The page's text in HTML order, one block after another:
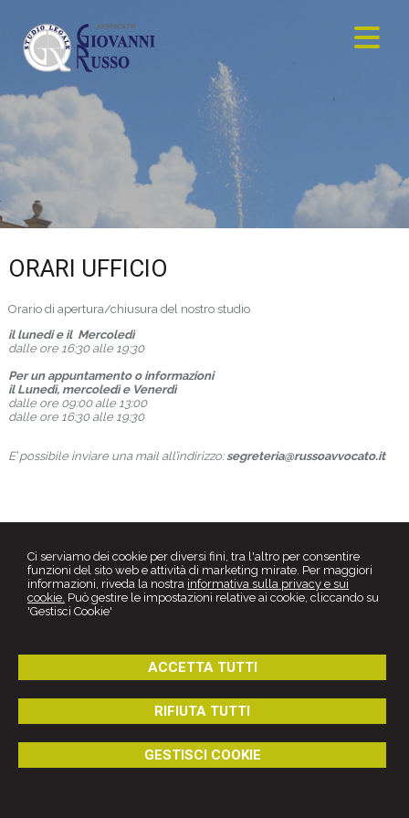
Ci serviamo dei cookie per diversi fini, tra l'altro per consentire
funzioni del sito web e attività di marketing mirate. Per maggiori
informazioni, riveda la nostra informativa sulla privacy e sui
cookie. Può gestire le impostazioni relative ai cookie, cliccando su
'Gestisci Cookie'
ACCETTA TUTTI
RIFIUTA TUTTI
GESTISCI COOKIE
ORARI UFFICIO
Orario di apertura/chiusura del nostro studio
il lunedi e il Mercoledì
dalle ore 16:30 alle 19:30
Per un appuntamento o informazioni
il Lunedì, mercoledì e Venerdì
dalle ore 09:00 alle 13:00
dalle ore 16:30 alle 19:30
E’ possibile inviare una mail all’indirizzo: segreteria@russoavvocato.it
Piazza Padre Pio, 68 -Foggia 71121,FG
0881889033
© 2026 Copyright Studio Legale Russo. Tutti i diritti riservati | P.IVA
03170180719 |Gestisci Cookie-Sitemap-Privacy-Cookie policy-